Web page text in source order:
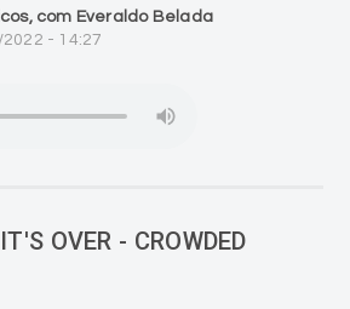
com Everaldo Belada
- 14:27
OVER - CROWDED